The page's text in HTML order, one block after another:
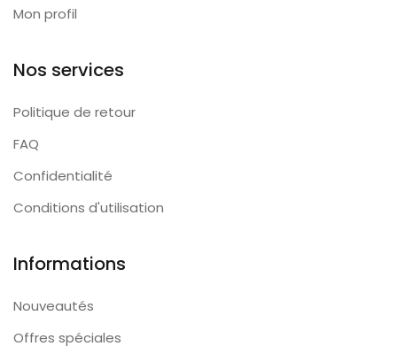
Mon profil
Nos services
Politique de retour
FAQ
Confidentialité
Conditions d'utilisation
Informations
Nouveautés
Offres spéciales